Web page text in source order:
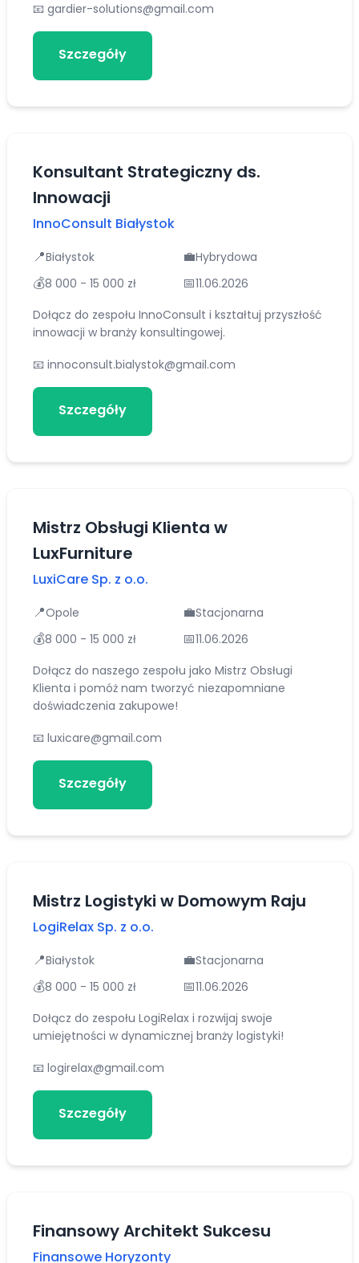
📧 gardier-solutions@gmail.com
Szczegóły
Konsultant Strategiczny ds.
Innowacji
InnoConsult Białystok
📍Białystok 💼Hybrydowa
💰8 000 - 15 000 zł 📅11.06.2026
Dołącz do zespołu InnoConsult i kształtuj przyszłość
innowacji w branży konsultingowej.
📧 innoconsult.bialystok@gmail.com
Szczegóły
Mistrz Obsługi Klienta w
LuxFurniture
LuxiCare Sp. z o.o.
📍Opole 💼Stacjonarna
💰8 000 - 15 000 zł 📅11.06.2026
Dołącz do naszego zespołu jako Mistrz Obsługi
Klienta i pomóż nam tworzyć niezapomniane
doświadczenia zakupowe!
📧 luxicare@gmail.com
Szczegóły
Mistrz Logistyki w Domowym Raju
LogiRelax Sp. z o.o.
📍Białystok 💼Stacjonarna
💰8 000 - 15 000 zł 📅11.06.2026
Dołącz do zespołu LogiRelax i rozwijaj swoje
umiejętności w dynamicznej branży logistyki!
📧 logirelax@gmail.com
Szczegóły
Finansowy Architekt Sukcesu
Finansowe Horyzonty